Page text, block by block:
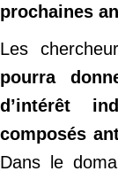
prochaines
Les
pourra
d’intérêt
composés
Dans le